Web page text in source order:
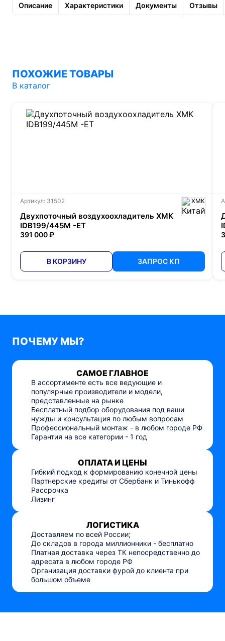
Описание Характеристики Документы Отзывы
ПОХОЖИЕ ТОВАРЫ
В каталог
Артикул: 31502 ХМК
Двухпоточный воздухоохладитель ХМК
IDB199/445M -ET
391 000 ₽
В КОРЗИНУ ЗАПРОС КП
ПОЧЕМУ МЫ?
САМОЕ ГЛАВНОЕ
В ассортименте есть все ведующие и
популярные производители и модели,
представленные на рынке
Бесплатный подбор оборудования под ваши
нужды и консультация по любым вопросам
Профессиональный монтаж - в любом городе РФ
Гарантия на все категории - 1 год
ОПЛАТА И ЦЕНЫ
Гибкий подход к формированию конечной цены
Партнерские кредиты от Сбербанк и Тинькофф
Рассрочка
Лизинг
ЛОГИСТИКА
Доставляем по всей России;
До складов в города миллионники - бесплатно
Платная доставка через ТК непосредственно до
адресата в любом городе РФ
Организация доставки фурой до клиента при
большом объеме